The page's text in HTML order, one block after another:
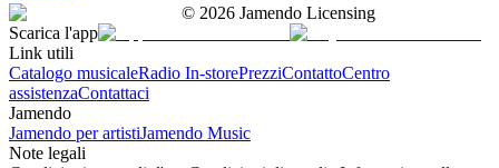
© 2026 Jamendo Licensing
Scarica l'app
Link utili
Catalogo musicaleRadio In-storePrezziContattoCentro
assistenzaContattaci
Jamendo
Jamendo per artistiJamendo Music
Note legali